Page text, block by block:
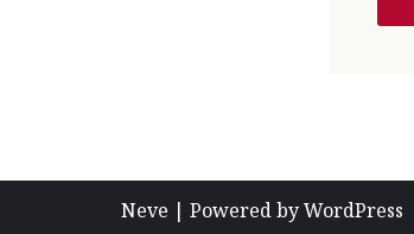
Neve | Powered byWordPress